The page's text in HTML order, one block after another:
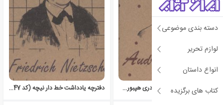
دسته بندی موضوعی
لوازم تحریر
انواع داستان
کتاب های برگزیده
دفترچه یادداشت خط دار آدری هپبورن (کد 730) دفترچه یادداشت خط دار نیچه (کد 747)